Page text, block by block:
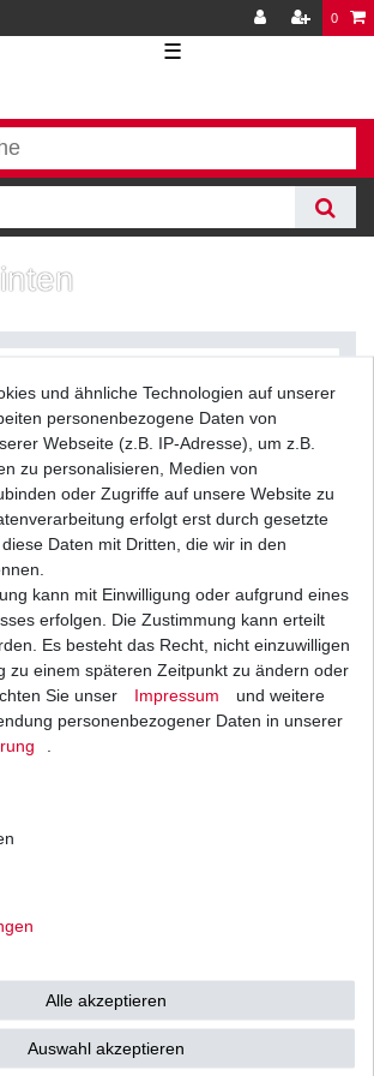
0
☰
Bremsbeläge EBC FA 419 FA419 Suzuki hinten
verschiedene Ausführungen
UVP 29,43 € ab 20,15 € *
1 Satz | 20,15 € / Satz
inkl. ges. MwSt. zzgl.
von
wir
53783 Eitorf (
unbedingt Termin
und ähnliche Technologien auf unserer
personenbezogene Daten von
Webseite (z.B. IP-Adresse), um z.B.
zu personalisieren, Medien von
oder Zugriffe auf unsere Website zu
erfolgt erst durch gesetzte
Daten mit Dritten, die wir in den
kann mit Einwilligung oder aufgrund eines
erfolgen. Die Zustimmung kann erteilt
Es besteht das Recht, nicht einzuwilligen
zu einem späteren Zeitpunkt zu ändern oder
Sie unser
Impressum
und weitere
personenbezogener Daten in unserer
Alle akzeptieren
Auswahl akzeptieren